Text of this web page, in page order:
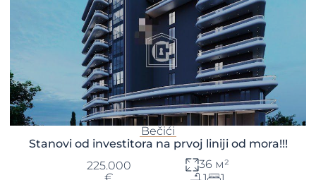
Bečići
Stanovi od investitora na prvoj liniji od mora!!!
225.000
36 м²